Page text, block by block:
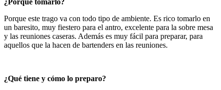
Porque este trago va con todo tipo de ambiente. Es rico tomarlo en
un baresito, muy fiestero para el antro, excelente para la sobre mesa
y las reuniones caseras. Además es muy fácil para preparar, para
aquellos que la hacen de bartenders en las reuniones.
¿Qué tiene y cómo lo preparo?